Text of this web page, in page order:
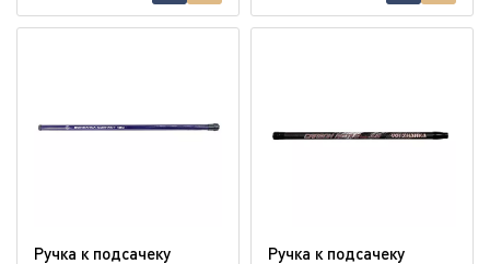
Ручка к подсачеку
Ручка к подсачеку